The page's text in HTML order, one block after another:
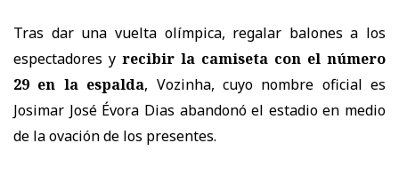
Tras dar una vuelta olímpica, regalar balones a los
espectadores y recibir la camiseta con el número
29 en la espalda, Vozinha, cuyo nombre oficial es
Josimar José Évora Dias abandonó el estadio en medio
de la ovación de los presentes.